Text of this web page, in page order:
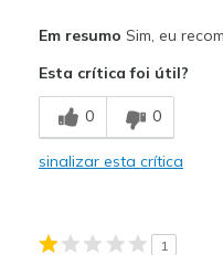
Breathe Well
Comfortable
Em resumo Sim, eu
Esta crítica foi útil?
0 0
sinalizar esta crítica
1